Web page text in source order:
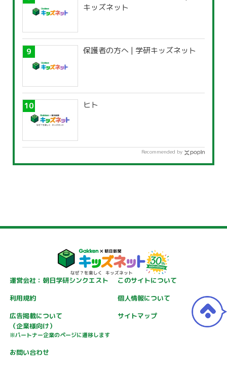
キッズネット
保護者の方へ | 学研キッズネット
ヒト
Recommended by
運営会社：朝日学研シンクエスト
このサイトについて
利用規約
個人情報について
広告掲載について
（企業様向け）
※パートナー企業のページに遷移します
サイトマップ
お問い合わせ